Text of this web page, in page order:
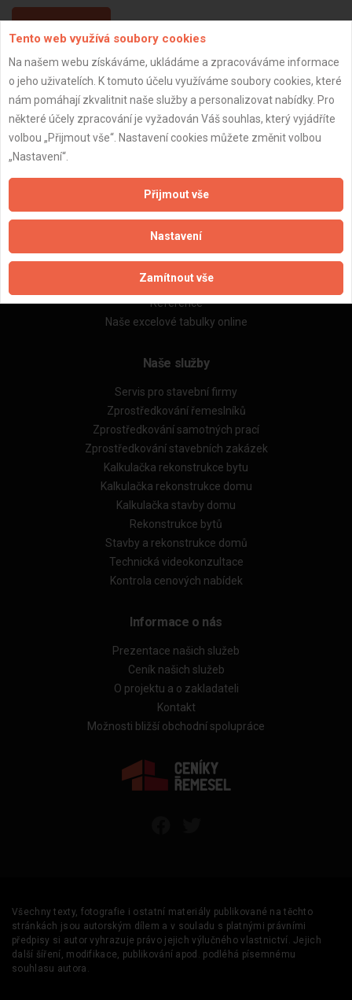
Aktualizováno z portálu ARES dne 03.01.2024 12:15:10
Důležité informace
Obchodní podmínky (zprostředkování)
Obchodní podmínky (rozpočtování)
Reference
Naše excelové tabulky online
Naše služby
Servis pro stavební firmy
Zprostředkování řemeslníků
Zprostředkování samotných prací
Zprostředkování stavebních zakázek
Kalkulačka rekonstrukce bytu
Kalkulačka rekonstrukce domu
Kalkulačka stavby domu
Rekonstrukce bytů
Stavby a rekonstrukce domů
Technická videokonzultace
Kontrola cenových nabídek
Informace o nás
Prezentace našich služeb
Ceník našich služeb
O projektu a o zakladateli
Kontakt
Možnosti bližší obchodní spolupráce
Všechny texty, fotografie i ostatní materiály publikované na těchto
stránkách jsou autorským dílem a v souladu s platnými právními
předpisy si autor vyhrazuje právo jejich výlučného vlastnictví. Jejich
další šíření, modifikace, publikování apod. podléhá písemnému
souhlasu autora.
Tento web využívá soubory cookies
Na našem webu získáváme, ukládáme a zpracováváme informace
o jeho uživatelích. K tomuto účelu využíváme soubory cookies, které
nám pomáhají zkvalitnit naše služby a personalizovat nabídky. Pro
některé účely zpracování je vyžadován Váš souhlas, který vyjádříte
volbou „Přijmout vše“. Nastavení cookies můžete změnit volbou
„Nastavení“.
Přijmout vše
Nastavení
Zamítnout vše